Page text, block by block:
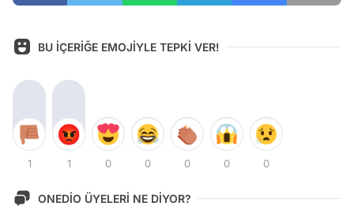
BU İÇERİĞE EMOJİYLE TEPKİ VER!
1 1 0 0 0 0 0
ONEDİO ÜYELERİ NE DİYOR?